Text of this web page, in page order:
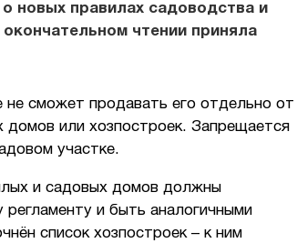
новых правилах садоводства и
чтении приняла
не сможет продавать его отдельно от
или хозпостроек. Запрещается
участке.
и садовых домов должны
и быть аналогичными
список хозпостроек – к ним